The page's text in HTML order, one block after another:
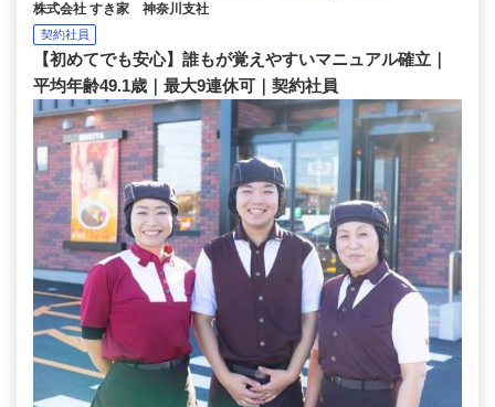
株式会社 すき家 神奈川支社
契約社員
【初めてでも安心】誰もが覚えやすいマニュアル確立｜
平均年齢49.1歳｜最大9連休可｜契約社員